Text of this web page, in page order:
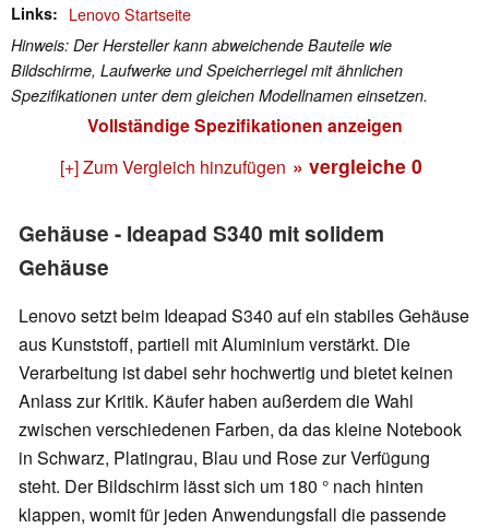
Links Lenovo Startseite
Hinweis: Der Hersteller kann abweichende Bauteile wie
Bildschirme, Laufwerke und Speicherriegel mit ähnlichen
Spezifikationen unter dem gleichen Modellnamen einsetzen.
Vollständige Spezifikationen anzeigen
[+] Zum Vergleich hinzufügen » vergleiche 0
Gehäuse - Ideapad S340 mit solidem
Gehäuse
Lenovo setzt beim Ideapad S340 auf ein stabiles Gehäuse
aus Kunststoff, partiell mitAluminium verstärkt. Die
Verarbeitung ist dabei sehr hochwertig und bietet keinen
Anlass zur Kritik. Käufer haben außerdem die Wahl
zwischen verschiedenen Farben, da das kleine Notebook
in Schwarz, Platingrau, Blau und Rose zur Verfügung
steht. Der Bildschirm lässt sich um 180 ° nach hinten
klappen, womit für jeden Anwendungsfall die passende